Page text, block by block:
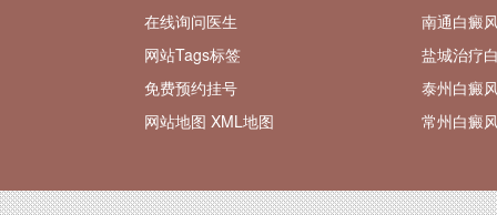
在线询问医生
网站Tags标签
免费预约挂号
网站地图 XML地图
南通白癜
盐城治疗
泰州白癜
常州白癜